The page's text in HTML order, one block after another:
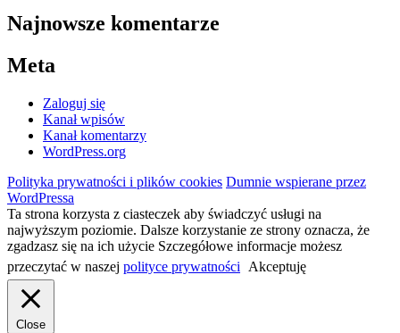
Najnowsze komentarze
Meta
Zaloguj się
Kanał wpisów
Kanał komentarzy
WordPress.org
Polityka prywatności i plików cookies Dumnie wspierane przez
WordPressa
Ta strona korzysta z ciasteczek aby świadczyć usługi na
najwyższym poziomie. Dalsze korzystanie ze strony oznacza, że
zgadzasz się na ich użycie Szczegółowe informacje możesz
przeczytać w naszej polityce prywatności Akceptuję
Close